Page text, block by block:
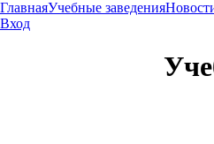
ГлавнаяУчебные заведения
Вход